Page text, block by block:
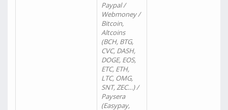
Paypal /
Webmoney /
Bitcoin,
Altcoins
(BCH, BTG,
CVC, DASH,
DOGE, EOS,
ETC, ETH,
LTC, OMG,
SNT, ZEC…) /
Paysera
(Easypay,